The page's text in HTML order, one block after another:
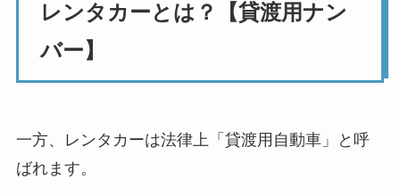
レンタカーとは？【貸渡用ナン
バー】
一方、レンタカーは法律上「貸渡用自動車」と呼
ばれます。